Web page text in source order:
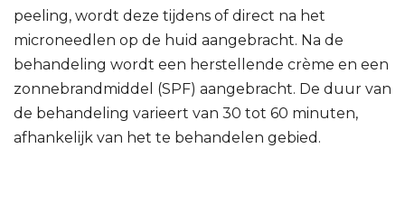
peeling, wordt deze tijdens of direct na het
microneedlen op de huid aangebracht. Na de
behandeling wordt een herstellende crème en een
zonnebrandmiddel (SPF) aangebracht. De duur van
de behandeling varieert van 30 tot 60 minuten,
afhankelijk van het te behandelen gebied.